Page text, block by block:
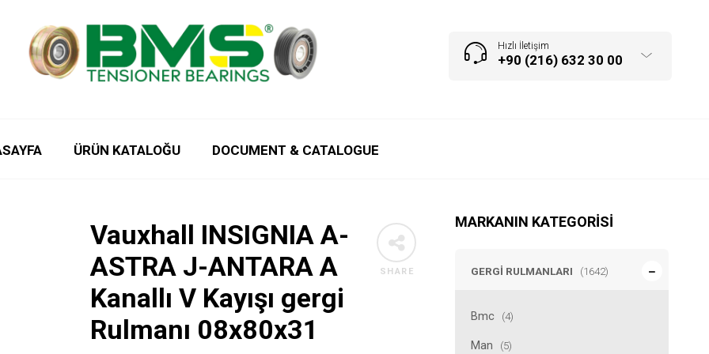
Hızlı İletişim
+90 (216) 632 30 00
ÜRÜN KATALOĞU DOCUMENT & CATALOGUE
MARKANIN KATEGORISI
GERGI RULMANLARI (1642)
Bmc (4)
Man (5)
SHARE
Vauxhall INSIGNIA A-
ASTRA J-ANTARA A
Kanallı V Kayışı gergi
Rulmanı 08x80x31